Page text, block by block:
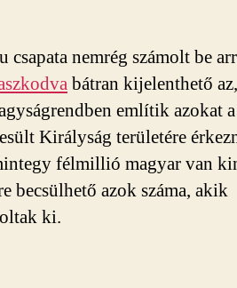
nemrég számolt be
bátran kijelenthető
említik azokat a
Királyság területére
félmillió magyar van
becsülhető azok száma, akik
ki.